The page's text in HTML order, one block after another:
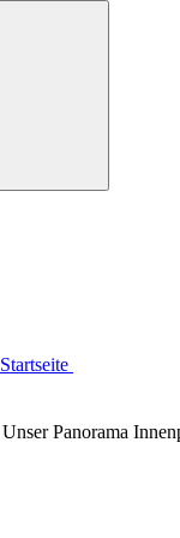
Startseite
Unser Panorama